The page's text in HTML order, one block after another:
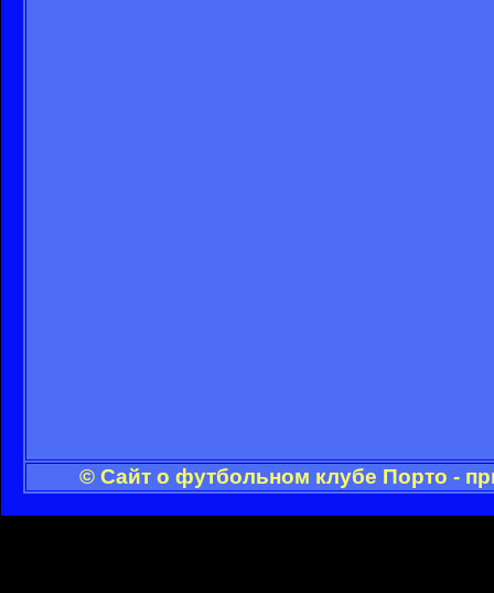
© Сайт о футбольном клубе Порто -